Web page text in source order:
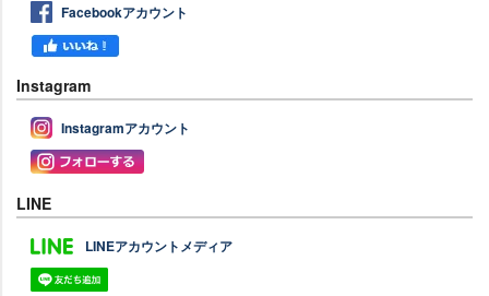
Facebookアカウント
Instagram
Instagramアカウント
LINE
LINEアカウントメディア